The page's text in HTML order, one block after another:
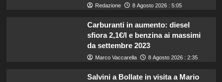
Redazione 8 Agosto 2026 : 5:05
Carburanti in aumento: diesel
sfiora 2,1€/l e benzina ai massimi
da settembre 2023
Marco Vaccarella 8 Agosto 2026 : 2:35
Salvini a Bollate in visita a Mario